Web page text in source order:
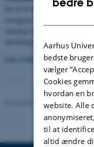
En af de mest hyppige former
udviklingen af kræft.
Læs nyhedsartiklen.
Revideret 11.08.2023-
Aarhus
bedste
vælger
Cookies
hvordan en
website. Alle
til at
altid ændre